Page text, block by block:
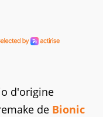
d'origine
de Bionic